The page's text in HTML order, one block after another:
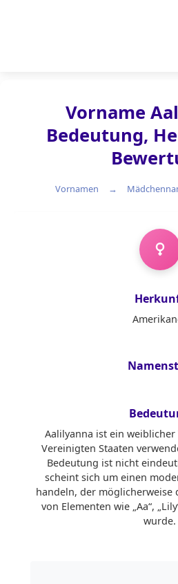
Vorname
Bedeutung,
Vornamen
Aalilyanna ist ein
Vereinigten Staaten
Bedeutung ist nicht
scheint sich um einen
handeln, der möglicherweise
von Elementen wie „Aa“,
wurde.